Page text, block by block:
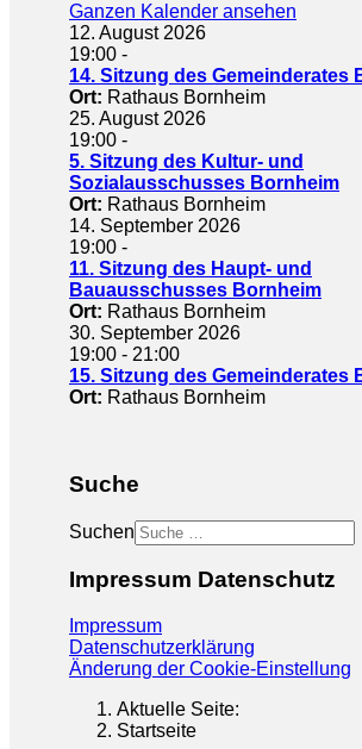
Ganzen Kalender ansehen
12. August 2026
19:00 -
14. Sitzung des Gemeinderates
Ort: Rathaus Bornheim
25. August 2026
19:00 -
5. Sitzung des Kultur- und
Sozialausschusses Bornheim
Ort: Rathaus Bornheim
14. September 2026
19:00 -
11. Sitzung des Haupt- und
Bauausschusses Bornheim
Ort: Rathaus Bornheim
30. September 2026
19:00 - 21:00
15. Sitzung des Gemeinderates
Ort: Rathaus Bornheim
Suche
Suchen
Impressum Datenschutz
Impressum
Datenschutzerklärung
Änderung der Cookie-Einstellung
Aktuelle Seite:
Startseite